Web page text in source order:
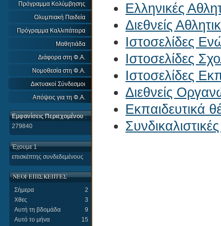
Ελληνικές
Διεθνείς
Ιστοσελίδες
Ιστοσελίδες
Ιστοσελίδες
Διεθνείς
Εκπαιδευτικά
Πρόγραμμα Κολύμβησης
Ολυμπιακή Παιδεία
Πρόγραμμα Καλλιπάτειρα
Μαθητιάδα
Διάφορα στη Φ.Α.
Νομοθεσία στη Φ.Α.
Δικτυακοί Σύνδεσμοι
Απόψεις για τη Φ.Α.
Εμφανίσεις Περιεχομένου:
279840
Έχουμε 1
επισκέπτης συνδεδεμένους
ΝΕΟΙ ΕΠΙΣΚΕΠΤΕΣ
Σήμερα
2
Χθες
3
Αυτή τη βδομάδα
9
Αυτό το μήνα
15